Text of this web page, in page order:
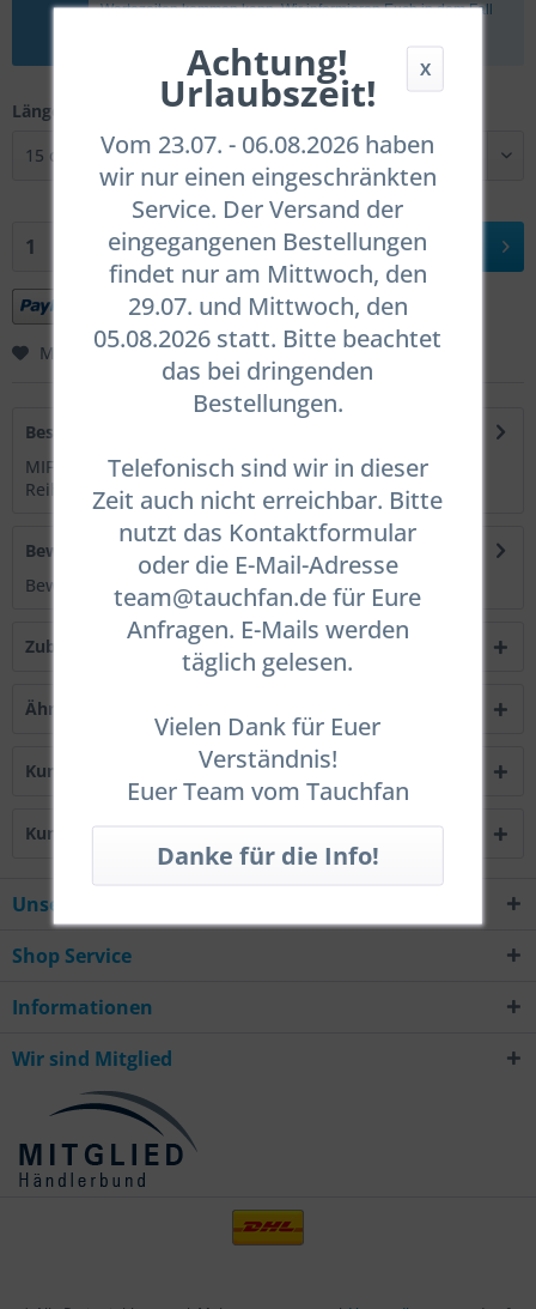
Wartezeiten kommen kann. Wir informieren Euch in dem Fall
Länge:
In den Warenkorb
Merken Bewerten
Beschreibung
MIFLEX Xtreme braided SCHWARZ Inflatorschläuche Die
Reihe speziell auf taucherische...
mehr
Bewertungen
0
Bewertungen lesen, schreiben und diskutieren...
Zubehör
Ähnliche Artikel
Kunden kauften auch
Kunden haben sich ebenfalls angesehen
X
Achtung!
Urlaubszeit!
Vom 23.07. - 06.08.2026 haben
wir nur einen eingeschränkten
Service. Der Versand der
eingegangenen Bestellungen
findet nur am Mittwoch, den
29.07. und Mittwoch, den
05.08.2026 statt. Bitte beachtet
das bei dringenden
Bestellungen.
Telefonisch sind wir in dieser
Zeit auch nicht erreichbar. Bitte
nutzt das Kontaktformular
oder die E-Mail-Adresse
team@tauchfan.de für Eure
Anfragen. E-Mails werden
täglich gelesen.
Vielen Dank für Euer
Verständnis!
Euer Team vom Tauchfan
Unsere Hotline
Shop Service
Informationen
Wir sind Mitglied